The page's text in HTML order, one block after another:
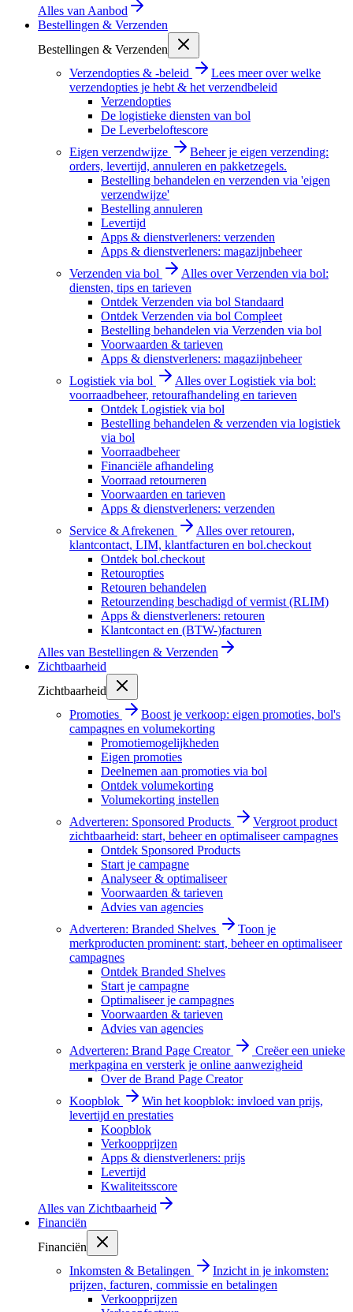
Alles van Aanbod
Bestellingen & Verzenden
Bestellingen & Verzenden
Verzendopties & -beleid
Lees meer over welke
verzendopties je hebt & het verzendbeleid
Verzendopties
De logistieke diensten van bol
De Leverbeloftescore
Eigen verzendwijze
Beheer je eigen verzending:
orders, levertijd, annuleren en pakketzegels.
Bestelling behandelen en verzenden via 'eigen
verzendwijze'
Bestelling annuleren
Levertijd
Apps & dienstverleners: verzenden
Apps & dienstverleners: magazijnbeheer
Verzenden via bol
Alles over Verzenden via bol:
diensten, tips en tarieven
Ontdek Verzenden via bol Standaard
Ontdek Verzenden via bol Compleet
Bestelling behandelen via Verzenden via bol
Voorwaarden & tarieven
Apps & dienstverleners: magazijnbeheer
Logistiek via bol
Alles over Logistiek via bol:
voorraadbeheer, retourafhandeling en tarieven
Ontdek Logistiek via bol
Bestelling behandelen & verzenden via logistiek
via bol
Voorraadbeheer
Financiële afhandeling
Voorraad retourneren
Voorwaarden en tarieven
Apps & dienstverleners: verzenden
Service & Afrekenen
Alles over retouren,
klantcontact, LIM, klantfacturen en bol.checkout
Ontdek bol.checkout
Retouropties
Retouren behandelen
Retourzending beschadigd of vermist (RLIM)
Apps & dienstverleners: retouren
Klantcontact en (BTW-)facturen
Alles van Bestellingen & Verzenden
Zichtbaarheid
Zichtbaarheid
Promoties
Boost je verkoop: eigen promoties, bol's
campagnes en volumekorting
Promotiemogelijkheden
Eigen promoties
Deelnemen aan promoties via bol
Ontdek volumekorting
Volumekorting instellen
Adverteren: Sponsored Products
Vergroot product
zichtbaarheid: start, beheer en optimaliseer campagnes
Ontdek Sponsored Products
Start je campagne
Analyseer & optimaliseer
Voorwaarden & tarieven
Advies van agencies
Adverteren: Branded Shelves
Toon je
merkproducten prominent: start, beheer en optimaliseer
campagnes
Ontdek Branded Shelves
Start je campagne
Optimaliseer je campagnes
Voorwaarden & tarieven
Advies van agencies
Adverteren: Brand Page Creator
Creëer een unieke
merkpagina en versterk je online aanwezigheid
Over de Brand Page Creator
Koopblok
Win het koopblok: invloed van prijs,
levertijd en prestaties
Koopblok
Verkoopprijzen
Apps & dienstverleners: prijs
Levertijd
Kwaliteitsscore
Alles van Zichtbaarheid
Financiën
Financiën
Inkomsten & Betalingen
Inzicht in je inkomsten:
prijzen, facturen, commissie en betalingen
Verkoopprijzen